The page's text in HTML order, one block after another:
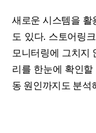
새로운 시스템을 활
도 있다. 스토어링
모니터링에 그치지
리를 한눈에 확인
동 원인까지도 분석